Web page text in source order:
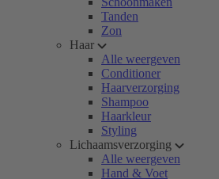
Tanden
Zon
Haar
Alle weergeven
Conditioner
Haarverzorging
Shampoo
Haarkleur
Styling
Lichaamsverzorging
Alle weergeven
Hand & Voet